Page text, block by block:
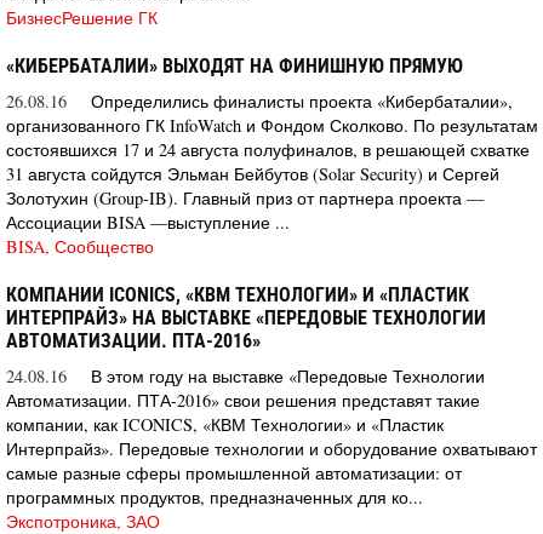
БизнесРешение ГК
«КИБЕРБАТАЛИИ» ВЫХОДЯТ НА ФИНИШНУЮ ПРЯМУЮ
26.08.16
Определились финалисты проекта «Кибербаталии»,
организованного ГК InfoWatch и Фондом Сколково. По результатам
состоявшихся 17 и 24 августа полуфиналов, в решающей схватке
31 августа сойдутся Эльман Бейбутов (Solar Security) и Сергей
Золотухин (Group-IB). Главный приз от партнера проекта —
Ассоциации BISA —выступление ...
BISA, Сообщество
КОМПАНИИ ICONICS, «КВМ ТЕХНОЛОГИИ» И «ПЛАСТИК
ИНТЕРПРАЙЗ» НА ВЫСТАВКЕ «ПЕРЕДОВЫЕ ТЕХНОЛОГИИ
АВТОМАТИЗАЦИИ. ПТА-2016»
24.08.16
В этом году на выставке «Передовые Технологии
Автоматизации. ПТА-2016» свои решения представят такие
компании, как ICONICS, «КВМ Технологии» и «Пластик
Интерпрайз». Передовые технологии и оборудование охватывают
самые разные сферы промышленной автоматизации: от
программных продуктов, предназначенных для ко...
Экспотроника, ЗАО